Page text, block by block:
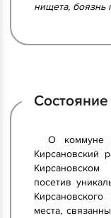
нищета, боязнь
Состояние
О коммуне
Кирсановский
посетив
места,